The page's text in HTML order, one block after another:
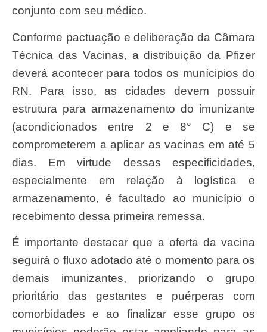
conjunto com seu médico.
Conforme pactuação e deliberação da Câmara
Técnica das Vacinas, a distribuição da Pfizer
deverá acontecer para todos os munícipios do
RN. Para isso, as cidades devem possuir
estrutura para armazenamento do imunizante
(acondicionados entre 2 e 8° C) e se
comprometerem a aplicar as vacinas em até 5
dias. Em virtude dessas especificidades,
especialmente em relação à logística e
armazenamento, é facultado ao município o
recebimento dessa primeira remessa.
É importante destacar que a oferta da vacina
seguirá o fluxo adotado até o momento para os
demais imunizantes, priorizando o grupo
prioritário das gestantes e puérperas com
comorbidades e ao finalizar esse grupo os